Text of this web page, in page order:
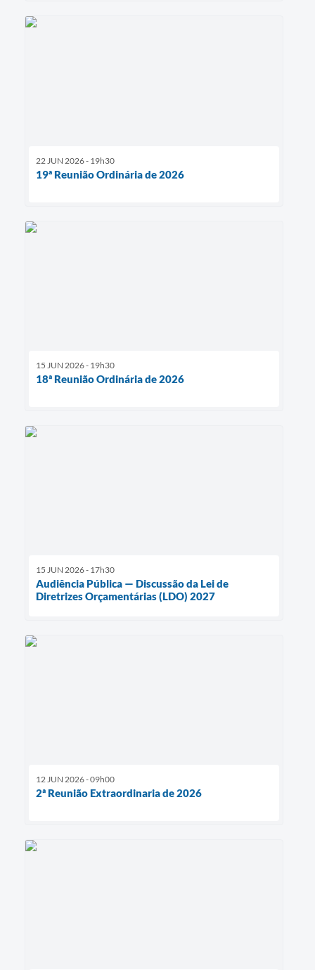
22 JUN 2026 - 19h30
19ª Reunião Ordinária de 2026
15 JUN 2026 - 19h30
18ª Reunião Ordinária de 2026
15 JUN 2026 - 17h30
Audiência Pública — Discussão da Lei de
Diretrizes Orçamentárias (LDO) 2027
12 JUN 2026 - 09h00
2ª Reunião Extraordinaria de 2026